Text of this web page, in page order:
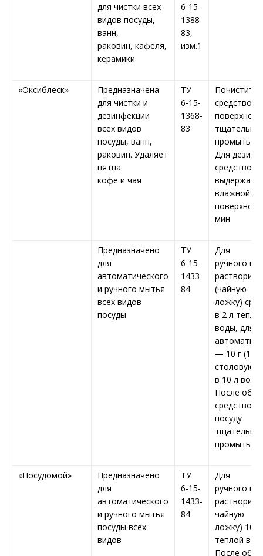
для чистки всех
видов посуды,
ванн,
раковин, кафеля,
керамики
6-15-
1388-
83,
изм.1
«Оксиблеск»
Предназначена
для чистки и
дезинфекции
всех видов
посуды, ванн,
раковин. Удаляет
пятна
кофе и чая
ТУ
6-15-
1368-
83
Почистить
средством
тщательно
промыть
Для
средство
выдержать
влажной
мин
Предназначено
для
автоматического
и ручного мытья
всех видов
посуды
ТУ
6-15-
1433-
84
Для
ручного
(чайную
ложку)
в 2 л
воды, для
— 10 г (1
столовую
в 10 л воды.
После
средством
посуду
тщательно
промыть
«Посудомой»
Предназначено
для
автоматического
и ручного мытья
посуды всех
видов
ТУ
6-15-
1433-
84
Для
ручного
растворить
чайную
ложку) 10 л
теплой
После